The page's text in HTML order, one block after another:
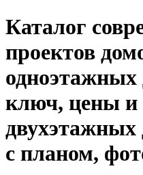
Каталог
проектов
одноэтажных
ключ, цены и
с планом,